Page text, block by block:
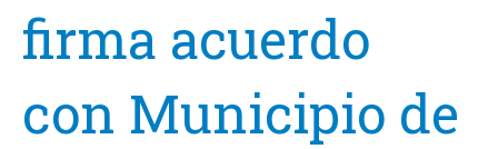
firma acuerdo
con Municipio de